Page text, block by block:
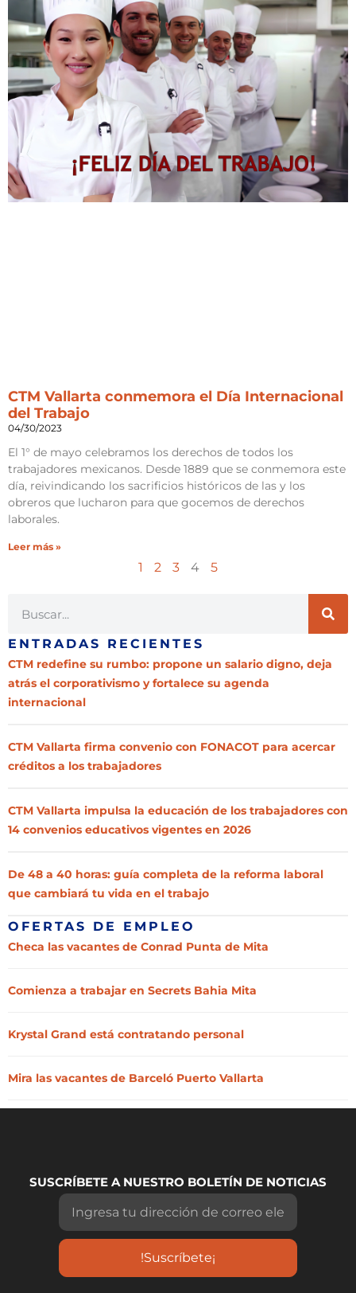
CTM Vallarta conmemora el Día Internacional
del Trabajo
04/30/2023
El 1° de mayo celebramos los derechos de todos los
trabajadores mexicanos. Desde 1889 que se conmemora este
día, reivindicando los sacrificios históricos de las y los
obreros que lucharon para que gocemos de derechos
laborales.
Leer más »
1 2 3 4 5
ENTRADAS RECIENTES
CTM redefine su rumbo: propone un salario digno, deja
atrás el corporativismo y fortalece su agenda
internacional
CTM Vallarta firma convenio con FONACOT para acercar
créditos a los trabajadores
CTM Vallarta impulsa la educación de los trabajadores con
14 convenios educativos vigentes en 2026
De 48 a 40 horas: guía completa de la reforma laboral
que cambiará tu vida en el trabajo
OFERTAS DE EMPLEO
Checa las vacantes de Conrad Punta de Mita
Comienza a trabajar en Secrets Bahia Mita
Krystal Grand está contratando personal
Mira las vacantes de Barceló Puerto Vallarta
SUSCRÍBETE A NUESTRO BOLETÍN DE NOTICIAS
!Suscríbete¡